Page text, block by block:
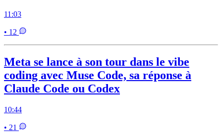
11:03
• 12
Meta se lance à son tour dans le vibe
coding avec Muse Code, sa réponse à
Claude Code ou Codex
10:44
• 21